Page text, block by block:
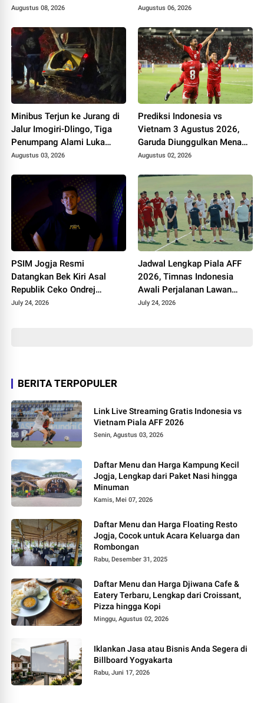
Augustus 08, 2026 Augustus 06, 2026
Minibus Terjun ke Jurang di
Jalur Imogiri-Dlingo, Tiga
Penumpang Alami Luka
Ringan
Augustus 03, 2026
Prediksi Indonesia vs
Vietnam 3 Agustus 2026,
Garuda Diunggulkan Menang
Tipis di Stadion Pakansari
Augustus 02, 2026
PSIM Jogja Resmi
Datangkan Bek Kiri Asal
Republik Ceko Ondrej
Rudzan untuk Hadapi Super
July 24, 2026
Jadwal Lengkap Piala AFF
2026, Timnas Indonesia
Awali Perjalanan Lawan
Kamboja
July 24, 2026
BERITA TERPOPULER
Link Live Streaming Gratis Indonesia vs
Vietnam Piala AFF 2026
Senin, Agustus 03, 2026
Daftar Menu dan Harga Kampung Kecil
Jogja, Lengkap dari Paket Nasi hingga
Minuman
Kamis, Mei 07, 2026
Daftar Menu dan Harga Floating Resto
Jogja, Cocok untuk Acara Keluarga dan
Rombongan
Rabu, Desember 31, 2025
Daftar Menu dan Harga Djiwana Cafe &
Eatery Terbaru, Lengkap dari Croissant,
Pizza hingga Kopi
Minggu, Agustus 02, 2026
Iklankan Jasa atau Bisnis Anda Segera di
Billboard Yogyakarta
Rabu, Juni 17, 2026